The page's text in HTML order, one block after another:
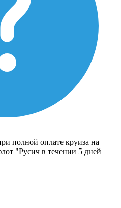
полной оплате круиза на
"Русич в течении 5 дней